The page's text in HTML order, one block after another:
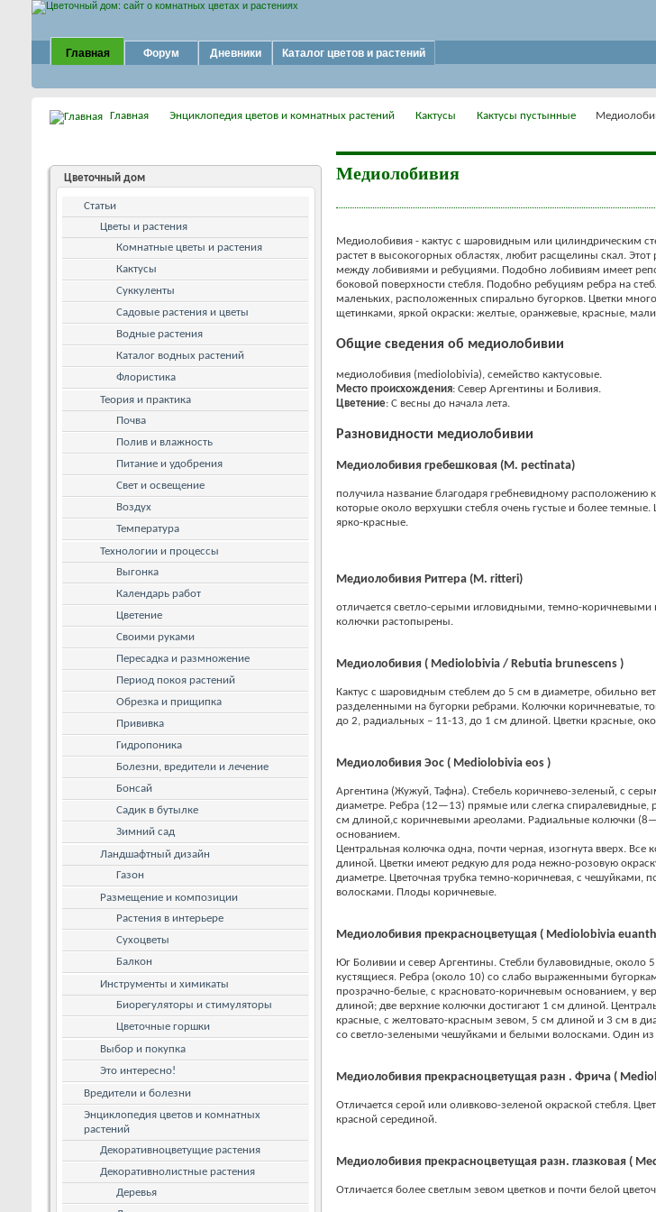
Главная Форум Дневники Каталог цветов и растений
Главная Энциклопедия цветов и комнатных растений Кактусы Кактусы пустынные
Медиолобивия
Медиолобивия - кактус с шаровидным или цилиндрическим
растет в высокогорных областях, любит расщелины скал.
между лобивиями и ребуциями. Подобно лобивиям имеет
боковой поверхности стебля. Подобно ребуциям ребра на
маленьких, расположенных спирально бугорков. Цветки
щетинками, яркой окраски: желтые, оранжевые, красные,
Общие сведения об медиолобивии
медиолобивия (mediolobivia), семейство кактусовые.
Место происхождения: Север Аргентины и Боливия.
Цветение: С весны до начала лета.
Разновидности медиолобивии
Медиолобивия гребешковая (М. pectinata)
получила название благодаря гребневидному расположению
которые около верхушки стебля очень густые и более темные.
ярко-красные.
Медиолобивия Ритгера (М. ritteri)
отличается светло-серыми игловидными, темно-коричневыми
колючки растопырены.
Медиолобивия ( Mediolobivia / Rebutia brunescens )
Кактус с шаровидным стеблем до 5 см в диаметре, обильно
разделенными на бугорки ребрами. Колючки коричневатые,
до 2, радиальных – 11-13, до 1 см длиной. Цветки красные,
Медиолобивия Эос ( Mediolobivia eos )
Аргентина (Жужуй, Тафна). Стебель коричнево-зеленый, с
диаметре. Ребра (12—13) прямые или слегка спиралевидные,
см длиной,с коричневыми ареолами. Радиальные колючки
основанием.
Центральная колючка одна, почти черная, изогнута вверх.
длиной. Цветки имеют редкую для рода нежно-розовую
диаметре. Цветочная трубка темно-коричневая, с
волосками. Плоды коричневые.
Медиолобивия прекрасноцветущая ( Mediolobivia
Юг Боливии и север Аргентины. Стебли булавовидные, около
кустящиеся. Ребра (около 10) со слабо выраженными
прозрачно-белые, с красновато-коричневым основанием, у
длиной; две верхние колючки достигают 1 см длиной.
красные, с желтовато-красным зевом, 5 см длиной и 3 см в
со светло-зелеными чешуйками и белыми волосками. Один из
Медиолобивия прекрасноцветущая разн . Фрича (
Отличается серой или оливково-зеленой окраской стебля.
красной серединой.
Медиолобивия прекрасноцветущая разн. глазковая (
Отличается более светлым зевом цветков и почти белой
Цветочный дом
Статьи
Цветы и растения
Комнатные цветы и растения
Кактусы
Суккуленты
Садовые растения и цветы
Водные растения
Каталог водных растений
Флористика
Теория и практика
Почва
Полив и влажность
Питание и удобрения
Свет и освещение
Воздух
Температура
Технологии и процессы
Выгонка
Календарь работ
Цветение
Своими руками
Пересадка и размножение
Период покоя растений
Обрезка и прищипка
Прививка
Гидропоника
Болезни, вредители и лечение
Бонсай
Садик в бутылке
Зимний сад
Ландшафтный дизайн
Газон
Размещение и композиции
Растения в интерьере
Сухоцветы
Балкон
Инструменты и химикаты
Биорегуляторы и стимуляторы
Цветочные горшки
Выбор и покупка
Это интересно!
Вредители и болезни
Энциклопедия цветов и комнатных
растений
Декоративноцветущие растения
Декоративнолистные растения
Деревья